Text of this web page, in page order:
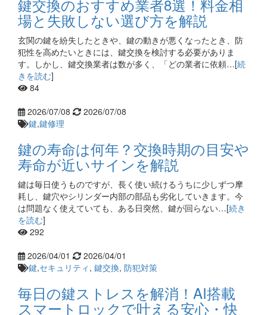
鍵交換のおすすめ業者8選！料金相
場と失敗しない選び方を解説
玄関の鍵を紛失したときや、鍵の動きが悪くなったとき、防
犯性を高めたいときには、鍵交換を検討する必要がありま
す。しかし、鍵交換業者は数が多く、「どの業者に依頼…[続
きを読む]
84
2026/07/08
2026/07/08
鍵,鍵修理
鍵の寿命は何年？交換時期の目安や
寿命が近いサインを解説
鍵は毎日使うものですが、長く使い続けるうちに少しずつ摩
耗し、鍵穴やシリンダー内部の部品も劣化していきます。今
は問題なく使えていても、ある日突然、鍵が回らない…[続き
を読む]
292
2026/04/01
2026/04/01
鍵,セキュリティ , 鍵交換, 防犯対策
毎日の鍵ストレスを解消！AI搭載
スマートロックで叶える安心・快